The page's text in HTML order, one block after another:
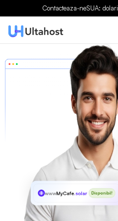
Contacteaza-neSUA: dolari
wwwMyCafe.solar Disponibil!